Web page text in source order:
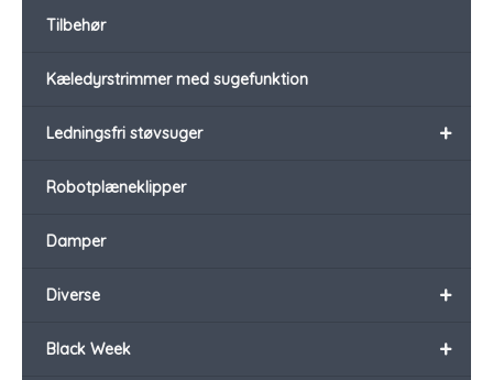
Tilbehør
Kæledyrstrimmer med sugefunktion
+
Ledningsfri støvsuger
Robotplæneklipper
Damper
+
Diverse
+
Black Week